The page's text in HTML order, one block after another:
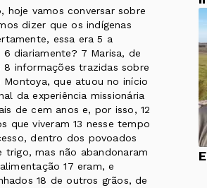
hoje vamos conversar sobre
dizer que os indígenas
essa era 5 a
diariamente? 7 Marisa, de
informações trazidas sobre
que atuou no início
da experiência missionária
de cem anos e, por isso, 12
que viveram 13 nesse tempo
dentro dos povoados
trigo, mas não abandonaram
17 eram, e
18 de outros grãos, de